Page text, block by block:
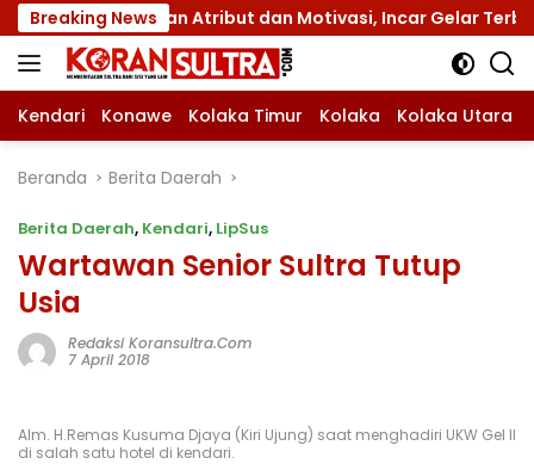
Langsung
ke
konten
Breaking News
XII dengan Atribut dan Motivasi, Incar Gelar Terbaik di
Kendari Konawe Kolaka Timur Kolaka Kolaka Utara
Beranda Berita Daerah
Berita Daerah, Kendari, LipSus
Wartawan Senior Sultra Tutup
Usia
Redaksi Koransultra.com
7 April 2018
Alm. H.Remas Kusuma Djaya (Kiri Ujung) saat menghadiri UKW Gel II
di salah satu hotel di kendari.